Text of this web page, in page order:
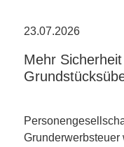
23.07.2026
Mehr